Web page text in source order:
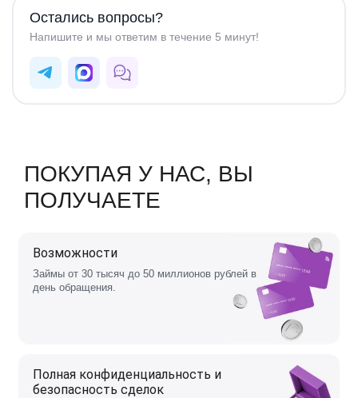
Остались вопросы?
Напишите и мы ответим в течение 5 минут!
ПОКУПАЯ У НАС, ВЫ
ПОЛУЧАЕТЕ
Возможности
Займы от 30 тысяч до 50 миллионов рублей в
день обращения.
Полная конфиденциальность и
безопасность сделок